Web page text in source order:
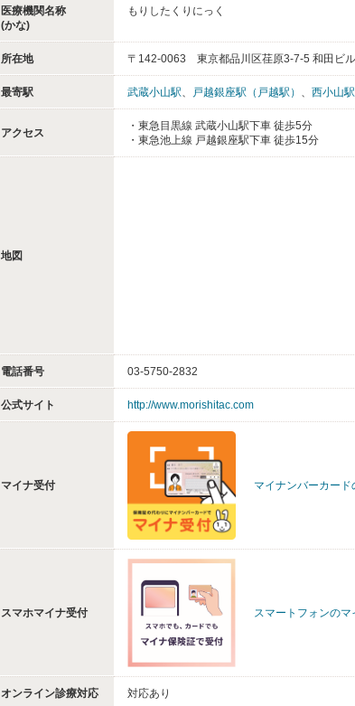
医療機関名称
(かな)
もりしたくりにっく
所在地 〒142-0063 東京都品川区荏原3-7-5 和田ビ
最寄駅 武蔵小山駅、 戸越銀座駅（戸越駅） 、 西小山駅
アクセス
・東急目黒線 武蔵小山駅下車 徒歩5分
・東急池上線 戸越銀座駅下車 徒歩15分
地図
電話番号 03-5750-2832
公式サイト http://www.morishitac.com
マイナ受付 マイナンバーカー
スマホマイナ受付 スマートフォンの
オンライン診療対応 対応あり